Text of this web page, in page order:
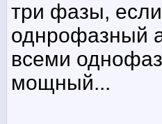
три фазы,
однрофазный
всеми
мощный...